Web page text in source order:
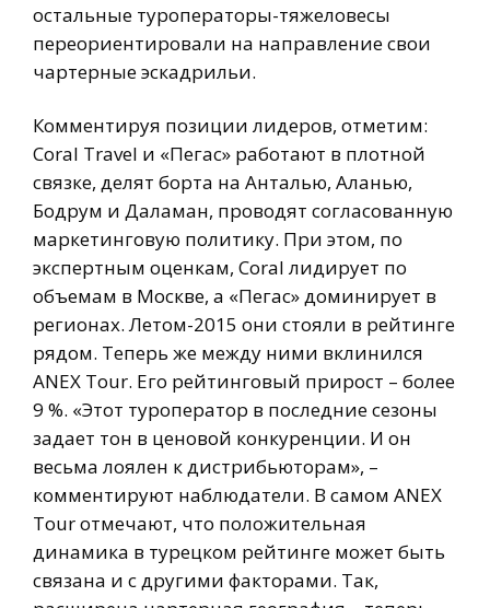
остальные туроператоры-тяжеловесы
переориентировали на направление свои
чартерные эскадрильи.
Комментируя позиции лидеров, отметим:
Coral Travel и «Пегас» работают в плотной
связке, делят борта на Анталью, Аланью,
Бодрум и Даламан, проводят согласованную
маркетинговую политику. При этом, по
экспертным оценкам, Coral лидирует по
объемам в Москве, а «Пегас» доминирует в
регионах. Летом-2015 они стояли в рейтинге
рядом. Теперь же между ними вклинился
ANEX Tour. Его рейтинговый прирост – более
9 %. «Этот туроператор в последние сезоны
задает тон в ценовой конкуренции. И он
весьма лоялен к дистрибьюторам», –
комментируют наблюдатели. В самом ANEX
Tour отмечают, что положительная
динамика в турецком рейтинге может быть
связана и с другими факторами. Так,